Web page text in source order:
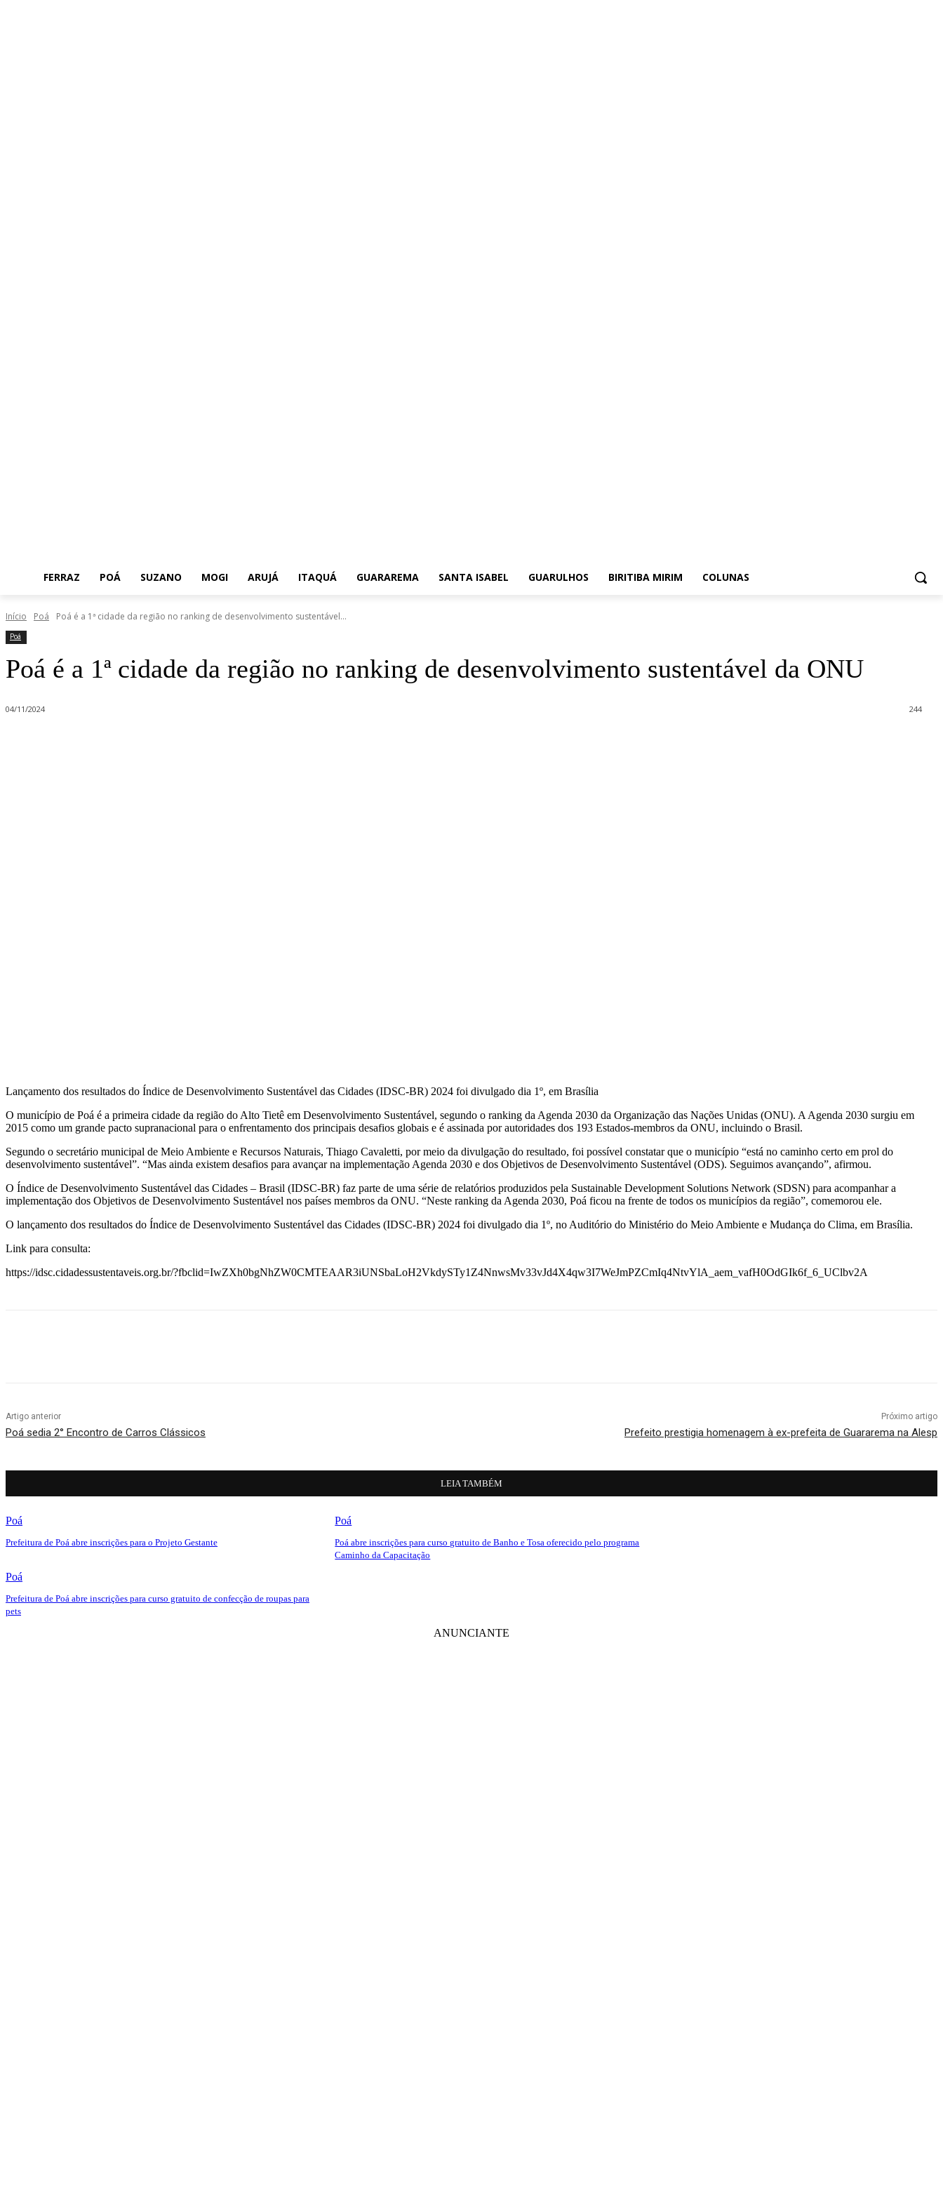
FERRAZ POÁ SUZANO MOGI ARUJÁ ITAQUÁ GUARAREMA SANTA ISABEL GUARULHOS BIRITIBA MIRIM COLUNAS
Início Poá Poá é a 1ª cidade da região no ranking de desenvolvimento sustentável...
Poá
Poá é a 1ª cidade da região no ranking de desenvolvimento sustentável da ONU
04/11/2024 244
Lançamento dos resultados do Índice de Desenvolvimento Sustentável das Cidades (IDSC-BR) 2024 foi divulgado dia 1º, em Brasília
O município de Poá é a primeira cidade da região do Alto Tietê em Desenvolvimento Sustentável, segundo o ranking da Agenda 2030 da Organização das Nações Unidas (ONU). A Agenda 2030 surgiu em
2015 como um grande pacto supranacional para o enfrentamento dos principais desafios globais e é assinada por autoridades dos 193 Estados-membros da ONU, incluindo o Brasil.
Segundo o secretário municipal de Meio Ambiente e Recursos Naturais, Thiago Cavaletti, por meio da divulgação do resultado, foi possível constatar que o município “está no caminho certo em prol do
desenvolvimento sustentável”. “Mas ainda existem desafios para avançar na implementação Agenda 2030 e dos Objetivos de Desenvolvimento Sustentável (ODS). Seguimos avançando”, afirmou.
O Índice de Desenvolvimento Sustentável das Cidades – Brasil (IDSC-BR) faz parte de uma série de relatórios produzidos pela Sustainable Development Solutions Network (SDSN) para acompanhar a
implementação dos Objetivos de Desenvolvimento Sustentável nos países membros da ONU. “Neste ranking da Agenda 2030, Poá ficou na frente de todos os municípios da região”, comemorou ele.
O lançamento dos resultados do Índice de Desenvolvimento Sustentável das Cidades (IDSC-BR) 2024 foi divulgado dia 1º, no Auditório do Ministério do Meio Ambiente e Mudança do Clima, em Brasília.
Link para consulta:
https://idsc.cidadessustentaveis.org.br/?fbclid=IwZXh0bgNhZW0CMTEAAR3iUNSbaLoH2VkdySTy1Z4NnwsMv33vJd4X4qw3I7WeJmPZCmIq4NtvYlA_aem_vafH0OdGIk6f_6_UClbv2A
Artigo anterior
Poá sedia 2° Encontro de Carros Clássicos
Próximo artigo
Prefeito prestigia homenagem à ex-prefeita de Guararema na Alesp
LEIA TAMBÉM
Poá
Prefeitura de Poá abre inscrições para o Projeto Gestante
Poá
Poá abre inscrições para curso gratuito de Banho e Tosa oferecido pelo programa
Caminho da Capacitação
Poá
Prefeitura de Poá abre inscrições para curso gratuito de confecção de roupas para
pets
ANUNCIANTE